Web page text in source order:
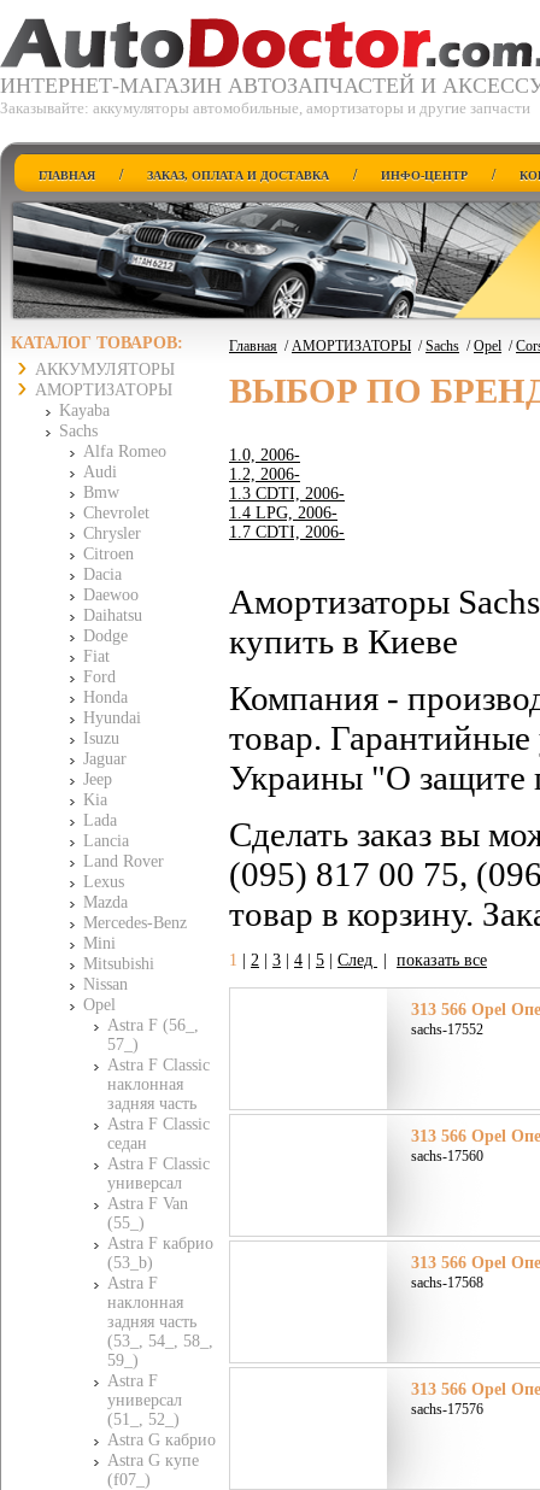
ИНТЕРНЕТ-МАГАЗИН АВТОЗАПЧАСТЕЙ И
Заказывайте: аккумуляторы автомобильные, амортизаторы и другие запчасти
ГЛАВНАЯ / ЗАКАЗ, ОПЛАТА И ДОСТАВКА / ИНФО-ЦЕНТР /
КАТАЛОГ ТОВАРОВ:
АККУМУЛЯТОРЫ
АМОРТИЗАТОРЫ
Kayaba
Sachs
Alfa Romeo
Audi
Bmw
Chevrolet
Chrysler
Citroen
Dacia
Daewoo
Daihatsu
Dodge
Fiat
Ford
Honda
Hyundai
Isuzu
Jaguar
Jeep
Kia
Lada
Lancia
Land Rover
Lexus
Mazda
Mercedes-Benz
Mini
Mitsubishi
Nissan
Opel
Astra F (56_,
57_)
Astra F Classic
наклонная
задняя часть
Astra F Classic
седан
Astra F Classic
универсал
Astra F Van
(55_)
Astra F кабрио
(53_b)
Astra F
наклонная
задняя часть
(53_, 54_, 58_,
59_)
Astra F
универсал
(51_, 52_)
Astra G кабрио
Astra G купе
(f07_)
Главная /АМОРТИЗАТОРЫ /Sachs /Opel /
ВЫБОР ПО
1.0, 2006-
1.2, 2006-
1.3 CDTI, 2006-
1.4 LPG, 2006-
1.7 CDTI, 2006-
Амортизаторы
купить в Киеве
Компания -
товар. Гарантийные
Украины "О защите
Сделать заказ вы
(095) 817 00 75,
товар в корзину.
1 2 3 4 5 След показать все
313 566 Opel
sachs-17552
313 566 Opel
sachs-17560
313 566 Opel
sachs-17568
313 566 Opel
sachs-17576